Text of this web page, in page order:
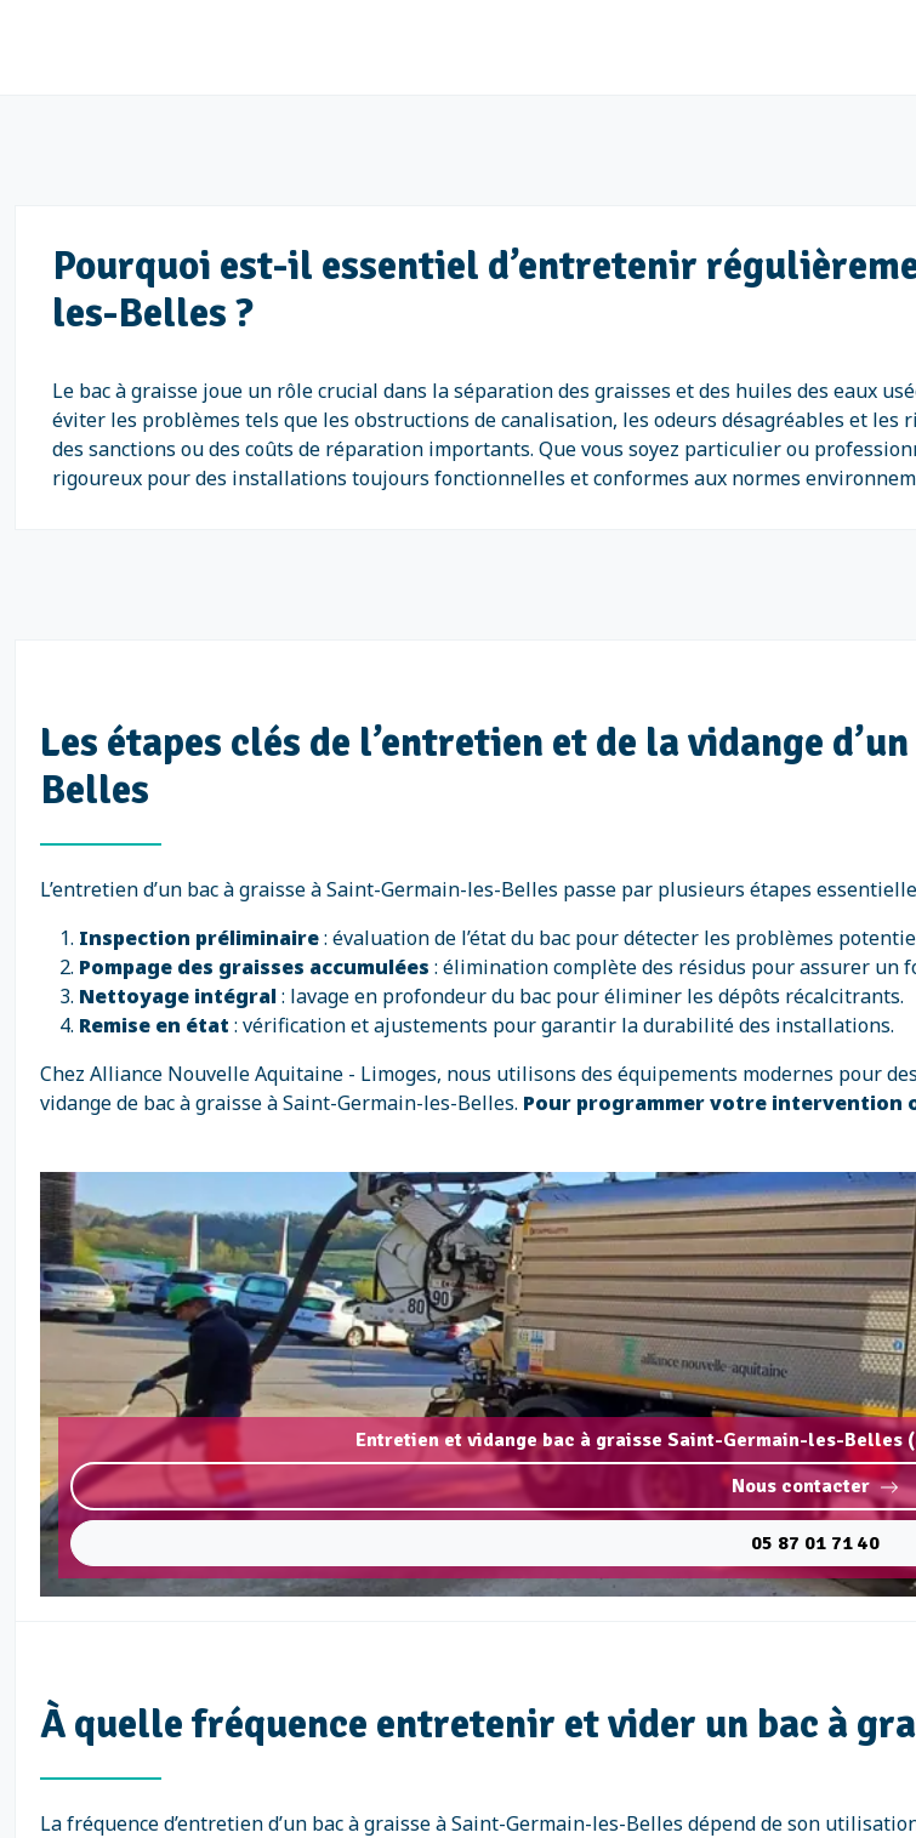
Pourquoi est-il essentiel d’entretenir
les-Belles ?
Le bac à graisse joue un rôle crucial dans la séparation des graisses et des huiles des eaux
éviter les problèmes tels que les obstructions de canalisation, les odeurs désagréables et
des sanctions ou des coûts de réparation importants. Que vous soyez particulier ou
rigoureux pour des installations toujours fonctionnelles et conformes aux normes
Les étapes clés de l’entretien et de la vidange
Belles
L’entretien d’un bac à graisse à Saint-Germain-les-Belles passe par plusieurs étapes
Inspection préliminaire: évaluation de l’état du bac pour détecter les problèmes
Pompage des graisses accumulées : élimination complète des résidus pour assurer un
Nettoyage intégral: lavage en profondeur du bac pour éliminer les dépôts récalcitrants.
Remise en état : vérification et ajustements pour garantir la durabilité des installations.
Chez Alliance Nouvelle Aquitaine - Limoges, nous utilisons des équipements modernes pour
vidange de bac à graisse à Saint-Germain-les-Belles. Pour programmer votre intervention
Entretien et vidange bac à graisse Saint-Germain-les-Belles
Nous contacter
05 87 01 71 40
À quelle fréquence entretenir et vider un bac à
La fréquence d’entretien d’un bac à graisse à Saint-Germain-les-Belles dépend de son